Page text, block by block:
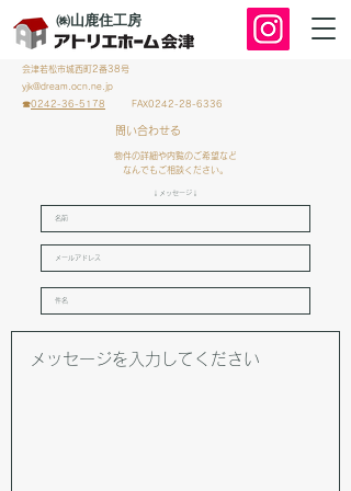
㈱山鹿住工房
会津若松市城西町2番38号
yjk@dream.ocn.ne.jp
☎0242-36-5178 FAX0242-28-6336
問い合わせる
物件の詳細や内覧のご希望など
​なんでもご相談ください。
​↓メッセージ↓